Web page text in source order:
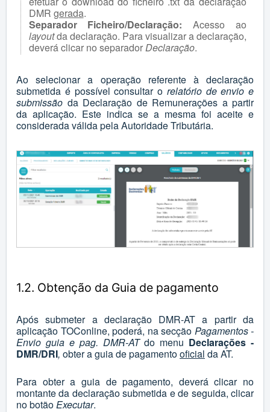
DMR gerada.
Separador Ficheiro/Declaração: Acesso ao
layoutda declaração. Para visualizar a declaração,
deverá clicar no separadorDeclaração.
Ao selecionar a operação referente à declaração
submetida é possível consultar o relatório de envio e
submissão da Declaração de Remunerações a partir
da aplicação. Este indica se a mesma foi aceite e
considerada válida pela Autoridade Tributária.
1.2. Obtenção da Guia de pagamento
Após submeter a declaração DMR-AT a partir da
aplicação TOConline, poderá, na secção Pagamentos -
Envio guia e pag. DMR-ATdo menu Declarações -
DMR/DRI, obter a guia de pagamentooficial da AT.
Para obter a guia de pagamento, deverá clicar no
montante da declaração submetida e de seguida, clicar
no botãoExecutar.